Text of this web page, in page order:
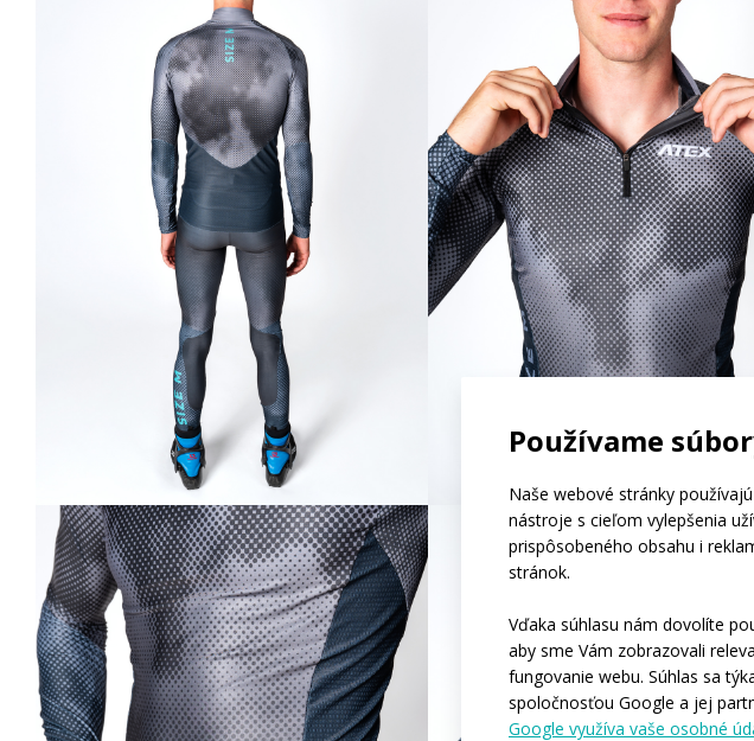
Používame
Naše webové stránky
nástroje s cieľom vylepšenia
prispôsobeného obsahu i
stránok.
Vďaka súhlasu nám dovolíte
aby sme Vám zobrazovali
fungovanie webu. Súhlas sa
spoločnosťou Google a jej
Google využíva vaše osobné